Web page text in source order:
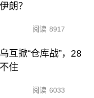
朗？
阅读 8917
互掀“仓库战”，28
住
阅读 6033